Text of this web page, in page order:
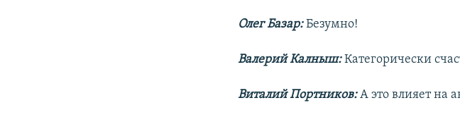
Олег Базар:Безумно!
Валерий Калныш:Категорически
Виталий Портников:А это влияет на